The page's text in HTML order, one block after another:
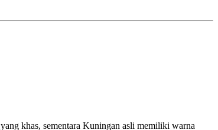
yang khas, sementara Kuningan asli memiliki warna